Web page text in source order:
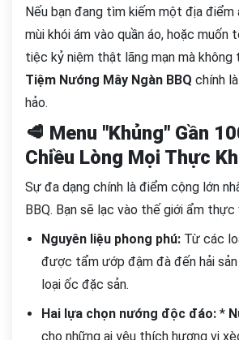
Nếu bạn đang tìm kiếm một địa điểm
mùi khói ám vào quần áo, hoặc
tiệc kỷ niệm thật lãng mạn mà
Tiệm Nướng Mây Ngàn BBQ chính
hảo.
🥩 Menu "Khủng" Gần
Chiều Lòng Mọi Thực
Sự đa dạng chính là điểm cộng lớn
BBQ. Bạn sẽ lạc vào thế giới ẩm thực
Nguyên liệu phong phú: Từ các
được tẩm ướp đậm đà đến hải
loại ốc đặc sản.
Hai lựa chọn nướng độc đáo: *
cho những ai yêu thích hương vị